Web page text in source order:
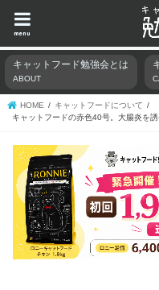
menu
キャットフード勉強会とは
ABOUT
HOME
キャットフードについて
キャットフードの赤色40号。大腸炎を